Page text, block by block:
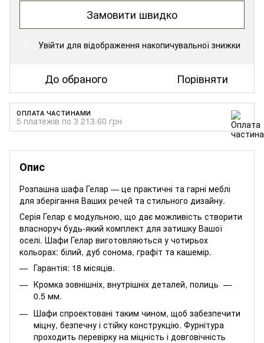
Замовити швидко
Увійти для відображення накопичувальної знижки
До обраного Порівняти
ОПЛАТА ЧАСТИНАМИ
5 платежів по 3 213.60 грн
Опис
Розпашна шафа Гелар — це практичні та гарні меблі
для зберігання Ваших речей та стильного дизайну.
Серія Гелар є модульною, що дає можливість створити
власноруч будь-який комплект для затишку Вашої
оселі. Шафи Гелар виготовляються у чотирьох
кольорах: білий, дуб сонома, графіт та кашемір.
Гарантія: 18 місяців.
Кромка зовнішніх, внутрішніх деталей, полиць —
0.5 мм.
Шафи спроектовані таким чином, щоб забезпечити
міцну, безпечну і стійку конструкцію. Фурнітура
проходить перевірку на міцність і довговічність